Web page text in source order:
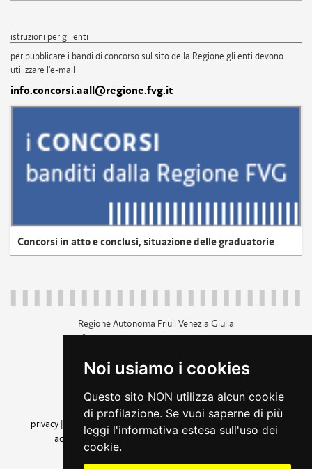
Noi usiamo i cookies
Questo sito NON utilizza alcun cookie
di profilazione. Se vuoi saperne di più
leggi l'informativa estesa sull'uso dei
cookie.
istruzioni per gli enti
per pubblicare i bandi di concorso sul sito della Regione gli enti devono
utilizzare l'e-mail
info.concorsi.aall@regione.fvg.it
Concorsi in atto e conclusi, situazione delle graduatorie
Regione Autonoma Friuli Venezia Giulia
c.f. 80014930327; p.iva 00526040324
+39 040 3771111
amministrazione trasparente
privacy
cookie |note legali accessibilità
dichiarazione di
accessibilità| feedback
cambio preferenze cookie